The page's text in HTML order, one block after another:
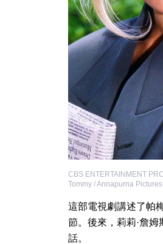
CBS ENTERTAINMENT
Tommy / Annapurna
這部電視劇講述了帕
節。後來，莉莉·詹姆
話。